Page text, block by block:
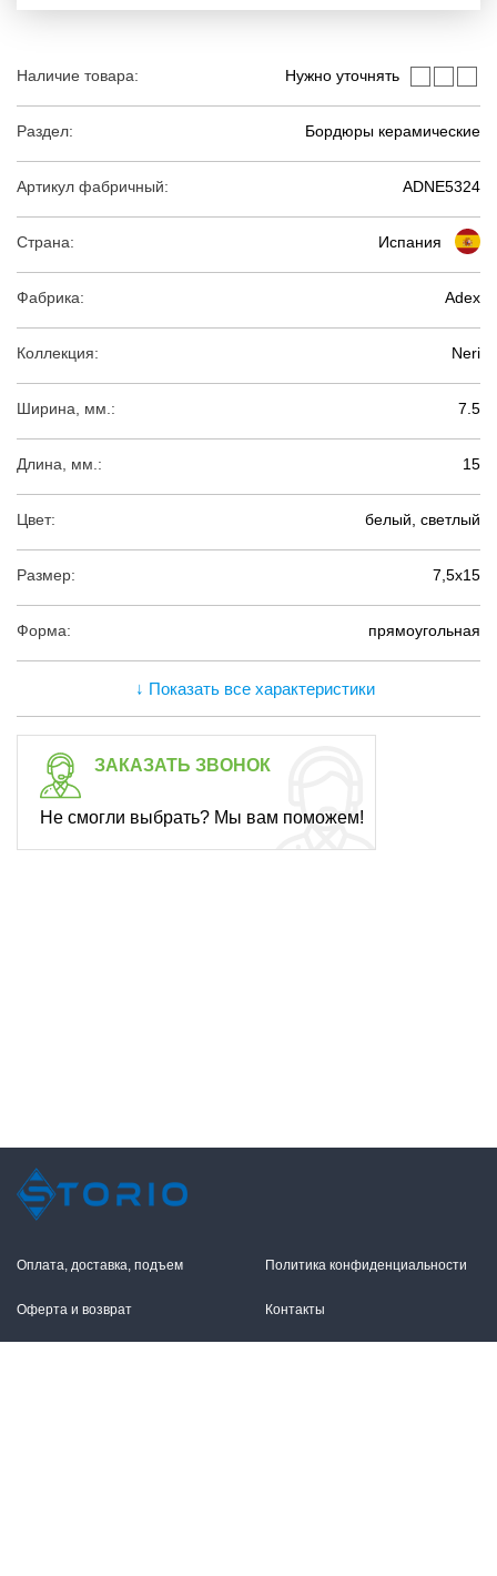
Наличие товара: Нужно уточнять
Раздел: Бордюры керамические
Артикул фабричный: ADNE5324
Страна: Испания
Фабрика: Adex
Коллекция: Neri
Ширина, мм.: 7.5
Длина, мм.: 15
Цвет: белый, светлый
Размер: 7,5х15
Форма: прямоугольная
↓ Показать все характеристики
ЗАКАЗАТЬ ЗВОНОК
Не смогли выбрать? Мы вам поможем!
Оплата, доставка, подъем
Оферта и возврат
Политика конфиденциальности
Контакты